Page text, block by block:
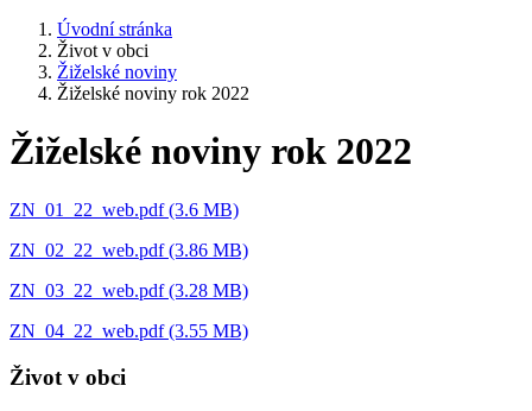
Úvodní stránka
Život v obci
Žiželské noviny
Žiželské noviny rok 2022
Žiželské noviny rok 2022
ZN_01_22_web.pdf (3.6 MB)
ZN_02_22_web.pdf (3.86 MB)
ZN_03_22_web.pdf (3.28 MB)
ZN_04_22_web.pdf (3.55 MB)
Život v obci